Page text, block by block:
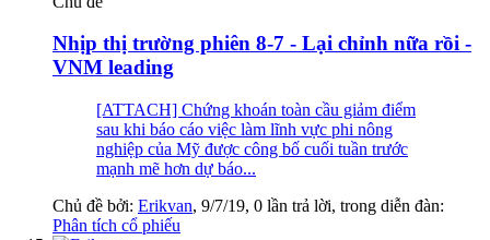
Nhịp thị trường phiên 8-7 - Lại chỉnh nữa rồi -
VNM leading
[ATTACH] Chứng khoán toàn cầu giảm điểm
sau khi báo cáo việc làm lĩnh vực phi nông
nghiệp của Mỹ được công bố cuối tuần trước
mạnh mẽ hơn dự báo...
Chủ đề bởi: Erikvan, 9/7/19, 0 lần trả lời, trong diễn đàn:
Phân tích cổ phiếu